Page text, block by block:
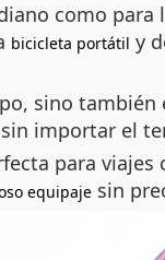
como
bicicleta portátil y
sino también
importar el
para
equipaje sin